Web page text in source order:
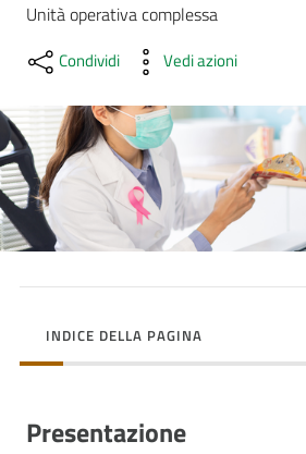
Prestazioni
e
percorsi
di
cura
Come
fare
Strutture
Unità operativa complessa
Condividi Vedi azioni
INDICE DELLA PAGINA
Presentazione